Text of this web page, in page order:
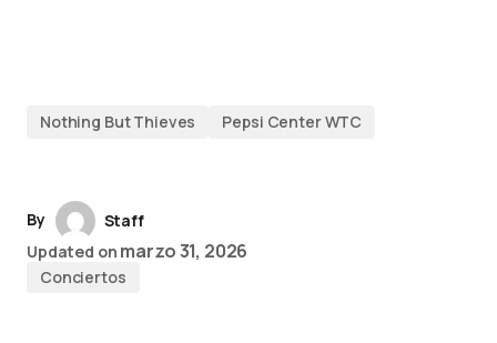
Nothing But Thieves Pepsi Center WTC
By
Staff
Updated on marzo 31, 2026
Conciertos